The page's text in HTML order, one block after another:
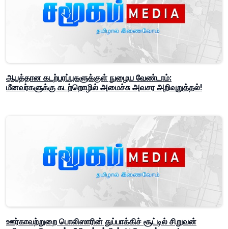
ஆபத்தான கடற்பரப்புகளுக்குள் நுழைய வேண்டாம்:
மீனவர்களுக்கு கடற்றொழில் அமைச்சு அவசர அறிவுறுத்தல்!
ஊர்காவற்றுறை பொலிஸாரின் துப்பாக்கிச் சூட்டில் சிறுவன்